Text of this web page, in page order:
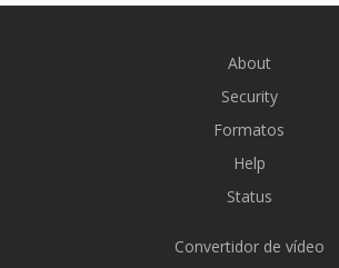
About
Security
Formatos
Help
Status
Convertidor de vídeo